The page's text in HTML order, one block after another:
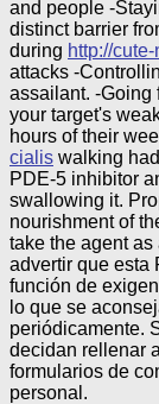
and people -
distinct barrier
during http://
attacks -
assailant. -Going
your target's
hours of their
cialis walking
PDE-5 inhibitor
swallowing it.
nourishment of
take the agent
advertir que esta
función de
lo que se
periódicamente.
decidan rellenar
formularios de
personal.